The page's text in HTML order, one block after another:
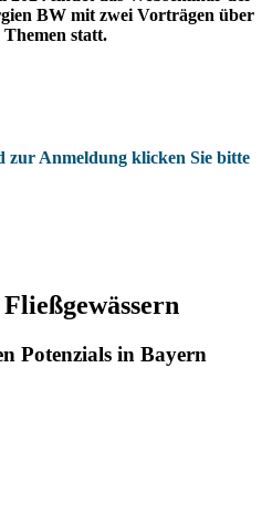
BW mit zwei Vorträgen über
statt.
Anmeldung klicken Sie bitte
Potenzials in Bayern